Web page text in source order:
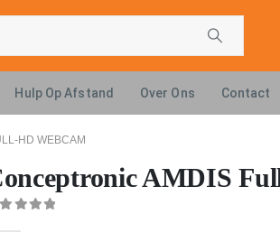
Hulp Op Afstand Over Ons Contact
HD WEBCAM
AMDIS